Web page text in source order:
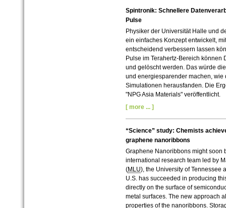
Spintronik: Schnellere
Pulse
Physiker der Universität Halle und
ein einfaches Konzept entwickelt,
entscheidend verbessern lassen
Pulse im Terahertz-Bereich
und gelöscht werden. Das würde
und energiesparender machen,
Simulationen herausfanden. Die
"NPG Asia Materials" veröffentlicht.
[ more ... ]
“Science” study: Chemists
graphene nanoribbons
Graphene Nanoribbons might soon
international research team led by
(MLU), the University of Tennessee
U.S. has succeeded in producing
directly on the surface of
metal surfaces. The new approach
properties of the nanoribbons.